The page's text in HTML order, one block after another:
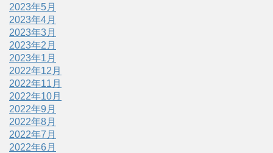
2023年5月
2023年4月
2023年3月
2023年2月
2023年1月
2022年12月
2022年11月
2022年10月
2022年9月
2022年8月
2022年7月
2022年6月